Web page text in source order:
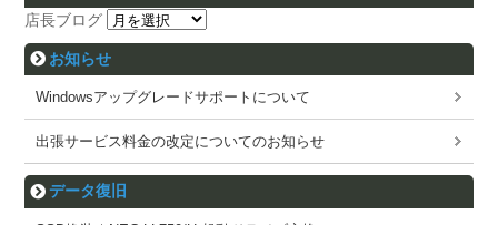
店長ブログ
お知らせ
Windowsアップグレードサポートについて
出張サービス料金の改定についてのお知らせ
データ復旧